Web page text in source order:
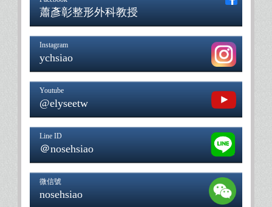
蕭彥彰整形外科教授
Instagram
ychsiao
Youtube
@elyseetw
Line ID
＠nosehsiao
微信號
nosehsiao